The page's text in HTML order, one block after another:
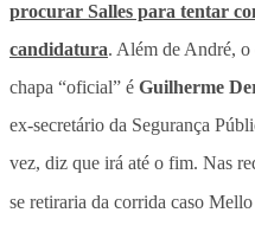
procurar Salles para tentar
candidatura. Além de André, o
chapa “oficial” é Guilherme
ex-secretário da Segurança
vez, diz que irá até o fim. Nas
se retiraria da corrida caso